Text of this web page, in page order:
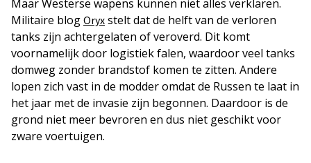
Maar Westerse wapens kunnen niet alles verklaren.
Militaire blog Oryx stelt dat de helft van de verloren
tanks zijn achtergelaten of veroverd. Dit komt
voornamelijk door logistiek falen, waardoor veel tanks
domweg zonder brandstof komen te zitten. Andere
lopen zich vast in de modder omdat de Russen te laat in
het jaar met de invasie zijn begonnen. Daardoor is de
grond niet meer bevroren en dus niet geschikt voor
zware voertuigen.